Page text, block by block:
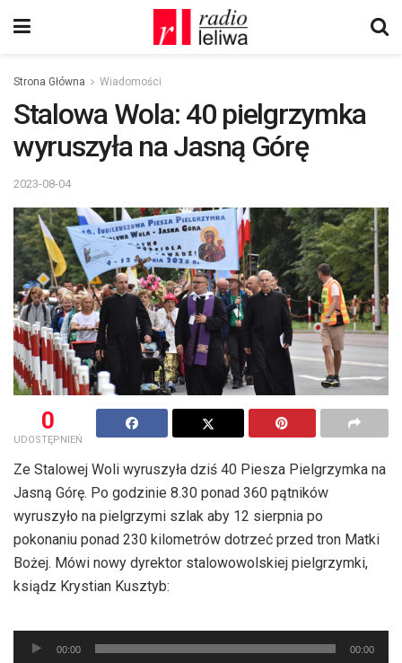
Strona Główna Wiadomości
Stalowa Wola: 40 pielgrzymka
wyruszyła na Jasną Górę
2023-08-04
0
UDOSTĘPNIEŃ
Ze Stalowej Woli wyruszyła dziś 40 Piesza Pielgrzymka na
Jasną Górę. Po godzinie 8.30 ponad 360 pątników
wyruszyło na pielgrzymi szlak aby 12 sierpnia po
pokonaniu ponad 230 kilometrów dotrzeć przed tron Matki
Bożej. Mówi nowy dyrektor stalowowolskiej pielgrzymki,
ksiądz Krystian Kusztyb:
plików
00:00 00:00